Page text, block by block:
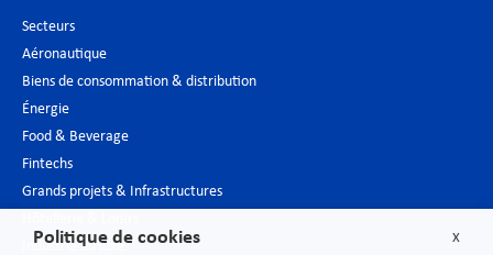
Secteurs
Aéronautique
Biens de consommation & distribution
Énergie
Food & Beverage
Fintechs
Grands projets & Infrastructures
Industrie du luxe
X
Politique de cookies